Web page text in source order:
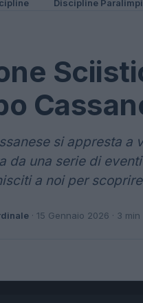
Discipline
si appresta a
da una serie di
a noi per
· 15 Gennaio 2026 · 3 min